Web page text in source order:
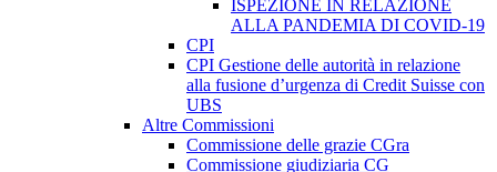
ISPEZIONE IN RELAZIONE
ALLA PANDEMIA DI COVID-19
CPI
CPI Gestione delle autorità in relazione
alla fusione d’urgenza di Credit Suisse con
UBS
Altre Commissioni
Commissione delle grazie CGra
Commissione giudiziaria CG